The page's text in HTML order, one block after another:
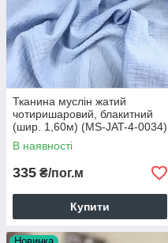
Тканина муслін жатий
чотиришаровий, блакитний
(шир. 1,60м) (MS-JAT-4-0034)
В наявності
335 ₴/пог.м
Купити